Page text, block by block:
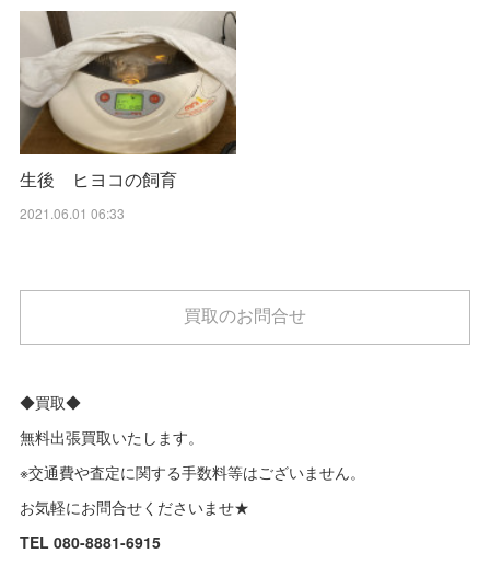
生後 ヒヨコの飼育
2021.06.01 06:33
買取のお問合せ
◆買取◆
無料出張買取いたします。
※交通費や査定に関する手数料等はございません。
お気軽にお問合せくださいませ★
TEL 080-8881-6915